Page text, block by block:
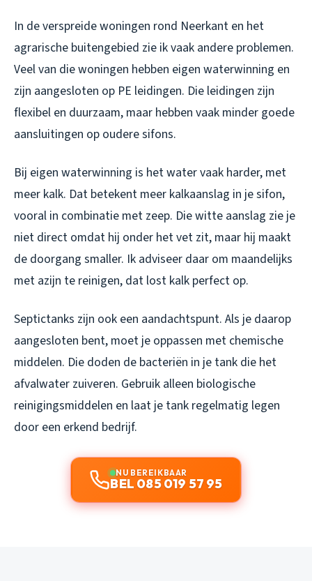
In de verspreide woningen rond Neerkant en het
agrarische buitengebied zie ik vaak andere problemen.
Veel van die woningen hebben eigen waterwinning en
zijn aangesloten op PE leidingen. Die leidingen zijn
flexibel en duurzaam, maar hebben vaak minder goede
aansluitingen op oudere sifons.
Bij eigen waterwinning is het water vaak harder, met
meer kalk. Dat betekent meer kalkaanslag in je sifon,
vooral in combinatie met zeep. Die witte aanslag zie je
niet direct omdat hij onder het vet zit, maar hij maakt
de doorgang smaller. Ik adviseer daar om maandelijks
met azijn te reinigen, dat lost kalk perfect op.
Septictanks zijn ook een aandachtspunt. Als je daarop
aangesloten bent, moet je oppassen met chemische
middelen. Die doden de bacteriën in je tank die het
afvalwater zuiveren. Gebruik alleen biologische
reinigingsmiddelen en laat je tank regelmatig legen
door een erkend bedrijf.
NU BEREIKBAAR
BEL 085 019 57 95